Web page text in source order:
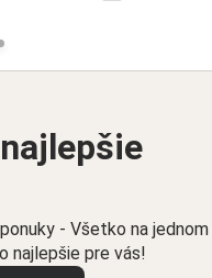
- Všetko na jednom
najlepšie pre vás!